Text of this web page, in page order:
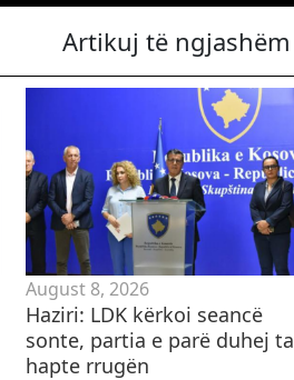
Artikuj të ngjashëm
August 8, 2026
Haziri: LDK kërkoi seancë
sonte, partia e parë duhej ta
hapte rrugën